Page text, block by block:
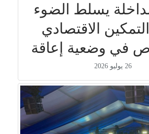
يسلط الضوء
الاقتصادي
في وضعية إعاقة
26 يوليو 2026